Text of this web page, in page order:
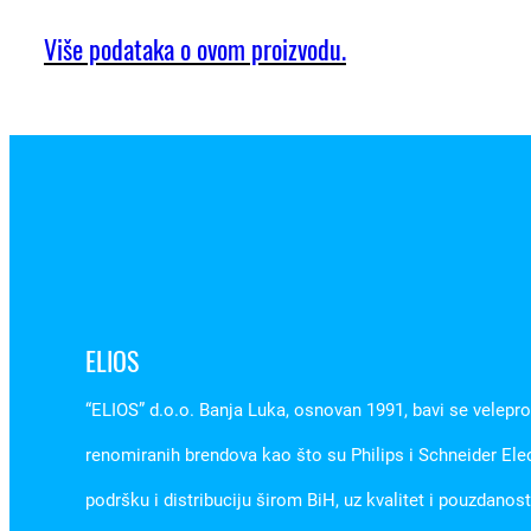
Više podataka o ovom proizvodu.
ELIOS
“ELIOS” d.o.o. Banja Luka, osnovan 1991, bavi se
renomiranih brendova kao što su Philips i Schneider
podršku i distribuciju širom BiH, uz kvalitet i